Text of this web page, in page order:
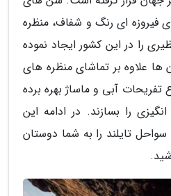
فیروزه ای رنگ و شفاف، منظره
را در این کشور ایجاد نموده
ها علاوه بر تماشای منظره های
تفریحات آبی و ماساژ بهره برده
را بسازند. در ادامه این
تایلند را به شما دوستان